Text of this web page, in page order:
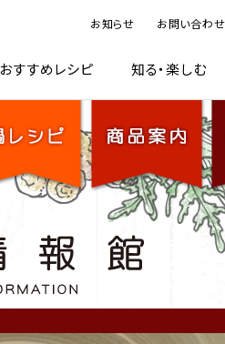
お知らせ お問い合わせ
おすすめレシピ 知る・楽しむ
商品案内 鍋情報